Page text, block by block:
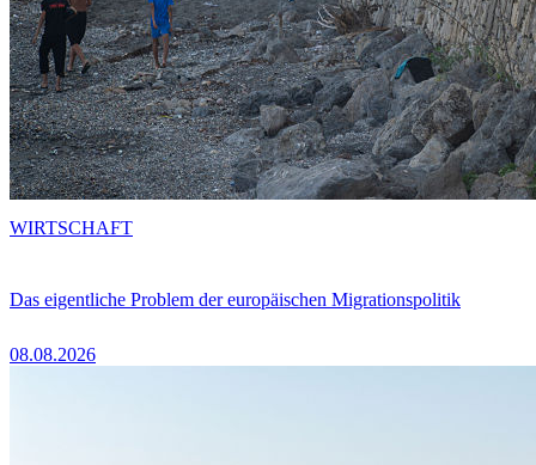
Das eigentliche Problem der europäischen Migrationspolitik
08.08.2026
WIRTSCHAFT